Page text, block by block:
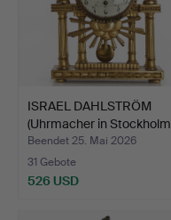
ISRAEL DAHLSTRÖM
(Uhrmacher in Stockholm
1…
Beendet 25. Mai 2026
31 Gebote
526 USD